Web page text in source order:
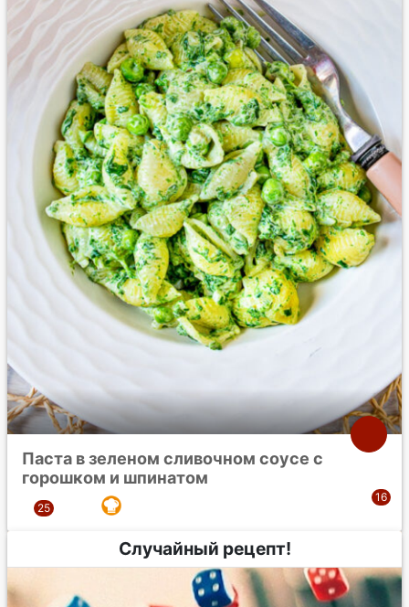
Паста в зеленом сливочном соусе с
горошком и шпинатом
Случайный рецепт!